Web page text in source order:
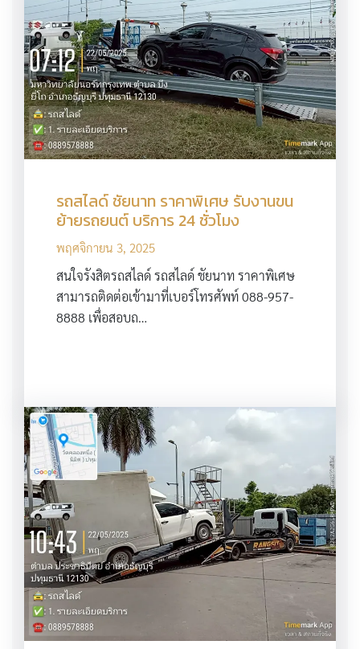
รถสไลด์ ชัยนาท ราคาพิเศษ รับงานขน
ย้ายรถยนต์ บริการ 24 ชั่วโมง
พฤศจิกายน 3, 2025
สนใจรังสิตรถสไลด์ รถสไลด์ ชัยนาท ราคาพิเศษ
สามารถติดต่อเข้ามาที่เบอร์โทรศัพท์ 088-957-
8888 เพื่อสอบถ…